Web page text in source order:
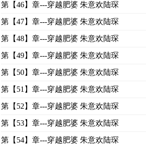
第【46】章---穿越肥婆 朱意欢陆琛
第【47】章---穿越肥婆 朱意欢陆琛
第【48】章---穿越肥婆 朱意欢陆琛
第【49】章---穿越肥婆 朱意欢陆琛
第【50】章---穿越肥婆 朱意欢陆琛
第【51】章---穿越肥婆 朱意欢陆琛
第【52】章---穿越肥婆 朱意欢陆琛
第【53】章---穿越肥婆 朱意欢陆琛
第【54】章---穿越肥婆 朱意欢陆琛